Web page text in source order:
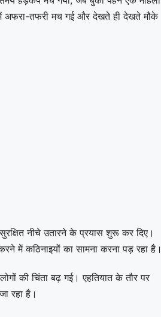
में अफरा-तफरी मच गई और देखते ही देखते मौके
नीचे उतारने के प्रयास शुरू कर दिए।
में कठिनाइयों का सामना करना पड़ रहा है।
की चिंता बढ़ गई। एहतियात के तौर पर
रहा है।